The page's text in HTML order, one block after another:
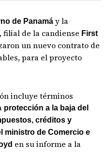
de Panamá y la
, filial de la candiense First
un nuevo contrato de
para el proyecto
incluye términos
protección a la baja del
créditos y
ministro de Comercio e
en su informe a la